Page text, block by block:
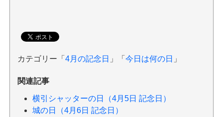
カテゴリー「 4月の記念日 」「 今日は何の日 」
関連記事
横引シャッターの日（4月5日 記念日）
城の日（4月6日 記念日）